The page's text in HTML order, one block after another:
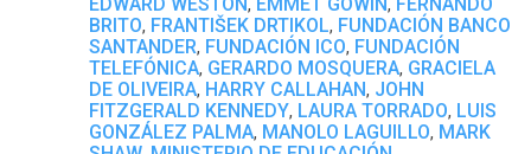
, ,
BRITO, FRANTIŠEK DRTIKOL, FUNDACIÓN BANCO
SANTANDER, FUNDACIÓN ICO, FUNDACIÓN
TELEFÓNICA, GERARDO MOSQUERA, GRACIELA
DE OLIVEIRA, HARRY CALLAHAN, JOHN
FITZGERALD KENNEDY, LAURA TORRADO, LUIS
GONZÁLEZ PALMA, MANOLO LAGUILLO, MARK